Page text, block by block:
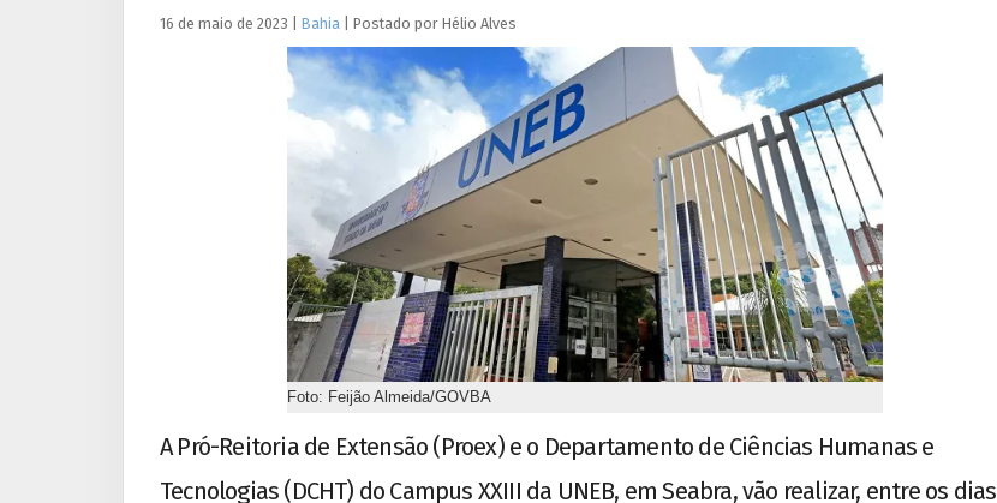
16 de maio de 2023 Bahia Postado por Hélio Alves
Foto: Feijão Almeida/GOVBA
A Pró-Reitoria de Extensão (Proex) e o Departamento de Ciências Humanas e
Tecnologias (DCHT) do Campus XXIII da UNEB, em Seabra, vão realizar, entre os dias